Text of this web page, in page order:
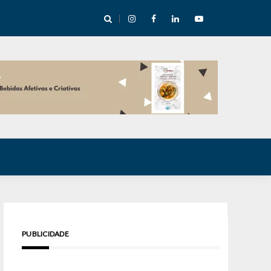
abre mentoria de storytelling com 10 vagas
PUBLICIDADE